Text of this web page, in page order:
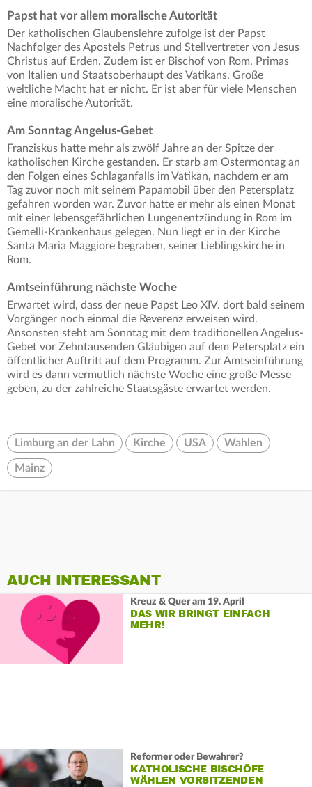
Papst hat vor allem moralische Autorität
Der katholischen Glaubenslehre zufolge ist der Papst
Nachfolger des Apostels Petrus und Stellvertreter von Jesus
Christus auf Erden. Zudem ist er Bischof von Rom, Primas
von Italien und Staatsoberhaupt des Vatikans. Große
weltliche Macht hat er nicht. Er ist aber für viele Menschen
eine moralische Autorität.
Am Sonntag Angelus-Gebet
Franziskus hatte mehr als zwölf Jahre an der Spitze der
katholischen Kirche gestanden. Er starb am Ostermontag an
den Folgen eines Schlaganfalls im Vatikan, nachdem er am
Tag zuvor noch mit seinem Papamobil über den Petersplatz
gefahren worden war. Zuvor hatte er mehr als einen Monat
mit einer lebensgefährlichen Lungenentzündung in Rom im
Gemelli-Krankenhaus gelegen. Nun liegt er in der Kirche
Santa Maria Maggiore begraben, seiner Lieblingskirche in
Rom.
Amtseinführung nächste Woche
Erwartet wird, dass der neue Papst Leo XIV. dort bald seinem
Vorgänger noch einmal die Reverenz erweisen wird.
Ansonsten steht am Sonntag mit dem traditionellen Angelus-
Gebet vor Zehntausenden Gläubigen auf dem Petersplatz ein
öffentlicher Auftritt auf dem Programm. Zur Amtseinführung
wird es dann vermutlich nächste Woche eine große Messe
geben, zu der zahlreiche Staatsgäste erwartet werden.
Limburg an der Lahn Kirche USA Wahlen
Mainz
AUCH INTERESSANT
Kreuz & Quer am 19. April
DAS WIR BRINGT EINFACH
MEHR!
Reformer oder Bewahrer?
KATHOLISCHE BISCHÖFE
WÄHLEN VORSITZENDEN